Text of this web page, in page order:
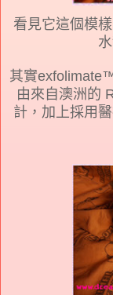
看見它這個模
其實
由來自澳洲的
計，加上採用